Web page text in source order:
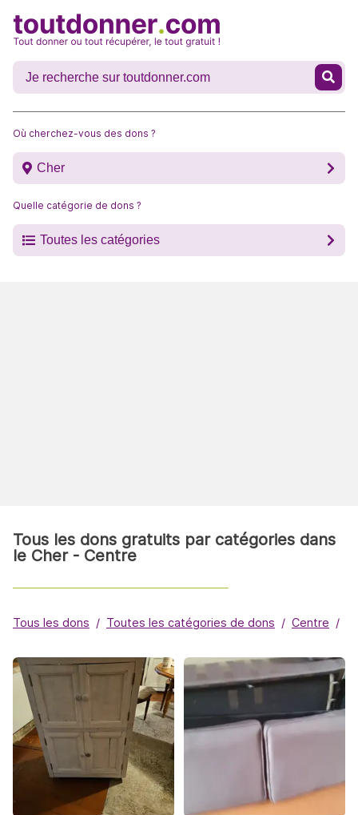
Où cherchez-vous des dons ?
Cher
Quelle catégorie de dons ?
Toutes les catégories
Tous les dons gratuits par catégories dans
le Cher - Centre
Tous les dons Toutes les catégories de dons Centre